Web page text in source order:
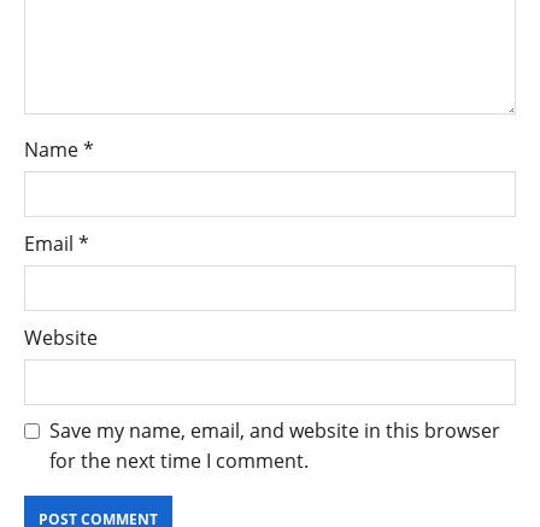
Name*
Email *
Website
Save my name, email, and website in this browser
for the next time I comment.